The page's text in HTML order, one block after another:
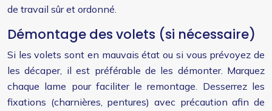
de travail sûr et ordonné.
Démontage des volets (si nécessaire)
Si les volets sont en mauvais état ou si vous prévoyez de
les décaper, il est préférable de les démonter. Marquez
chaque lame pour faciliter le remontage. Desserrez les
fixations (charnières, pentures) avec précaution afin de